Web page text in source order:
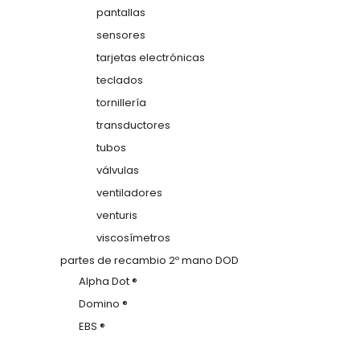
pantallas
sensores
tarjetas electrónicas
teclados
tornillería
transductores
tubos
válvulas
ventiladores
venturis
viscosímetros
partes de recambio 2º mano DOD
Alpha Dot ®
Domino ®
EBS ®